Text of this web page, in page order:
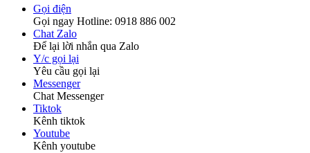
Gọi điện
Gọi ngay Hotline: 0918 886 002
Chat Zalo
Để lại lời nhắn qua Zalo
Y/c gọi lại
Yêu cầu gọi lại
Messenger
Chat Messenger
Tiktok
Kênh tiktok
Youtube
Kênh youtube